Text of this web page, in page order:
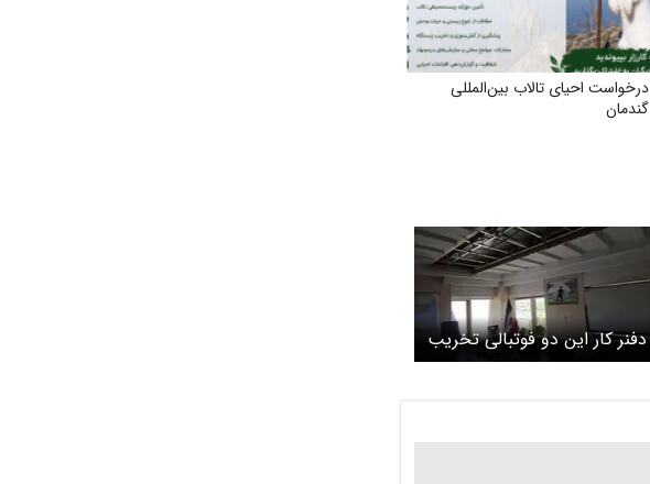
درخواست احیای تالاب بین‌المللی
گندمان
دفنر کار این دو فوتبالی تخریب
شد + عکس